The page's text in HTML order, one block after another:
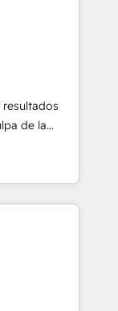
in HubSpot
home
make the
Latin
de la
La entrega
avanzando.
termine el